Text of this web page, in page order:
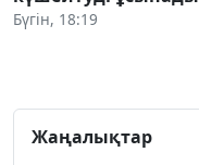
Бүгін, 18:19
Жаңалықтар